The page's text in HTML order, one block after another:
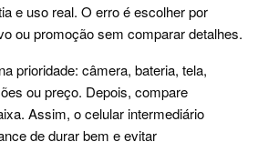
e uso real. O erro é escolher por
ou promoção sem comparar detalhes.
prioridade: câmera, bateria, tela,
ou preço. Depois, compare
Assim, o celular intermediário
de durar bem e evitar